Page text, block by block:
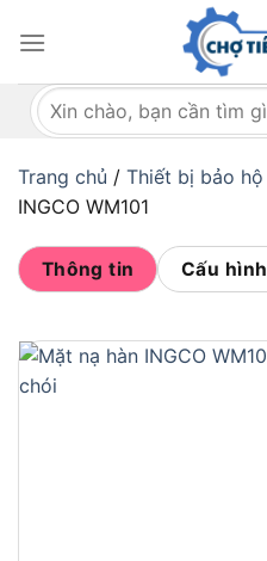
qua
dungTìm
kiếm:
Trang chủ / Thiết bị bảo hộ
INGCO WM101
Thông tin Cấu hình